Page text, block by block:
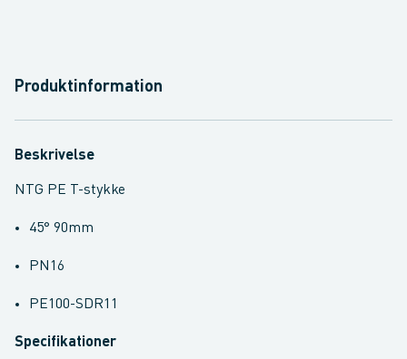
Produktinformation
Beskrivelse
NTG PE T-stykke
45° 90mm
PN16
PE100-SDR11
Specifikationer